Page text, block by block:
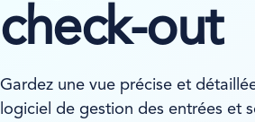
check-out
Gardez une vue précise et
logiciel de gestion des entrées et